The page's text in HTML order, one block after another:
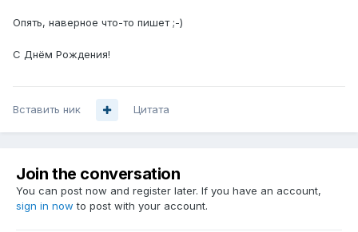
Опять, наверное что-то пишет ;-)
С Днём Рождения!
Вставить ник Цитата
Join the conversation
You can post now and register later. If you have an account,
sign in now to post with your account.